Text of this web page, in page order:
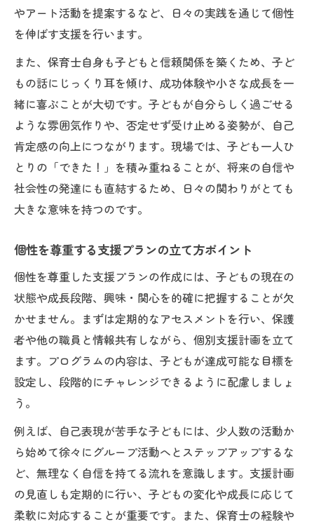
やアート活動を提案するなど、日々の実践を通じて個性
を伸ばす支援を行います。
また、保育士自身も子どもと信頼関係を築くため、子ど
もの話にじっくり耳を傾け、成功体験や小さな成長を一
緒に喜ぶことが大切です。子どもが自分らしく過ごせる
ような雰囲気作りや、否定せず受け止める姿勢が、自己
肯定感の向上につながります。現場では、子ども一人ひ
とりの「できた！」を積み重ねることが、将来の自信や
社会性の発達にも直結するため、日々の関わりがとても
大きな意味を持つのです。
個性を尊重する支援プランの立て方ポイント
個性を尊重した支援プランの作成には、子どもの現在の
状態や成長段階、興味・関心を的確に把握することが欠
かせません。まずは定期的なアセスメントを行い、保護
者や他の職員と情報共有しながら、個別支援計画を立て
ます。プログラムの内容は、子どもが達成可能な目標を
設定し、段階的にチャレンジできるように配慮しましょ
う。
例えば、自己表現が苦手な子どもには、少人数の活動か
ら始めて徐々にグループ活動へとステップアップするな
ど、無理なく自信を持てる流れを意識します。支援計画
の見直しも定期的に行い、子どもの変化や成長に応じて
柔軟に対応することが重要です。また、保育士の経験や